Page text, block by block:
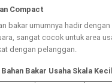
Compact
bakar umumnya hadir
sangat cocok untuk area
dengan pelanggan.
Bakar Usaha Skala